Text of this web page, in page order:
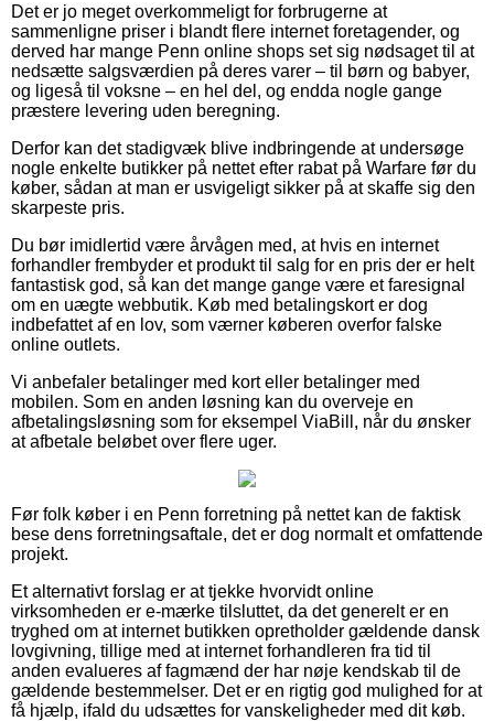
Det er jo meget overkommeligt for forbrugerne at
sammenligne priser i blandt flere internet foretagender, og
derved har mange Penn online shops set sig nødsaget til at
nedsætte salgsværdien på deres varer – til børn og babyer,
og ligeså til voksne – en hel del, og endda nogle gange
præstere levering uden beregning.
Derfor kan det stadigvæk blive indbringende at undersøge
nogle enkelte butikker på nettet efter rabat på Warfare før du
køber, sådan at man er usvigeligt sikker på at skaffe sig den
skarpeste pris.
Du bør imidlertid være årvågen med, at hvis en internet
forhandler frembyder et produkt til salg for en pris der er helt
fantastisk god, så kan det mange gange være et faresignal
om en uægte webbutik. Køb med betalingskort er dog
indbefattet af en lov, som værner køberen overfor falske
online outlets.
Vi anbefaler betalinger med kort eller betalinger med
mobilen. Som en anden løsning kan du overveje en
afbetalingsløsning som for eksempel ViaBill, når du ønsker
at afbetale beløbet over flere uger.
Før folk køber i en Penn forretning på nettet kan de faktisk
bese dens forretningsaftale, det er dog normalt et omfattende
projekt.
Et alternativt forslag er at tjekke hvorvidt online
virksomheden er e-mærke tilsluttet, da det generelt er en
tryghed om at internet butikken opretholder gældende dansk
lovgivning, tillige med at internet forhandleren fra tid til
anden evalueres af fagmænd der har nøje kendskab til de
gældende bestemmelser. Det er en rigtig god mulighed for at
få hjælp, ifald du udsættes for vanskeligheder med dit køb.